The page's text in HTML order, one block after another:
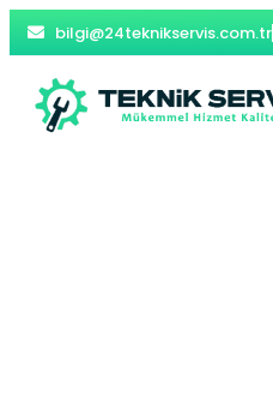
bilgi@24teknikservis.com.tr